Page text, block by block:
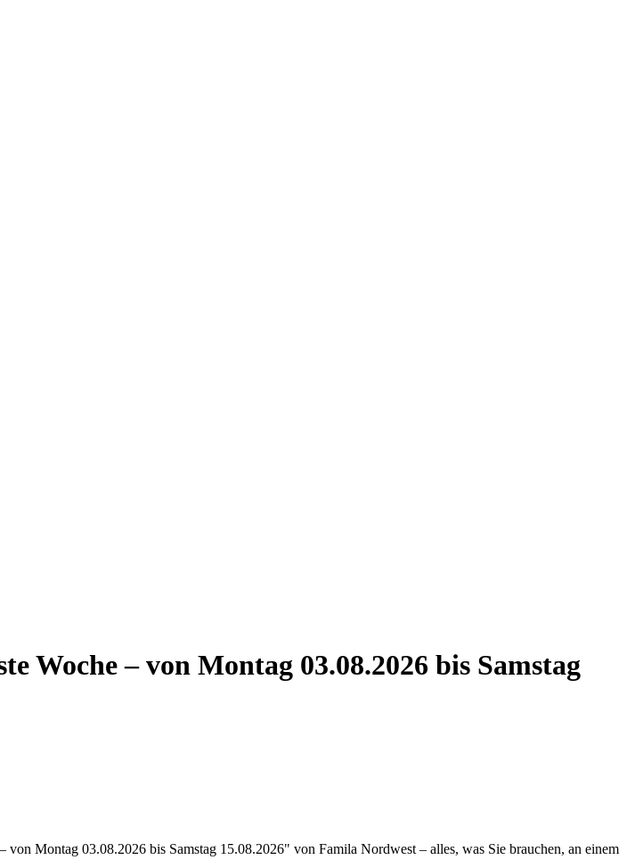
Woche – von Montag 03.08.2026 bis Samstag
Montag 03.08.2026 bis Samstag 15.08.2026" von Famila Nordwest – alles, was Sie brauchen, an einem